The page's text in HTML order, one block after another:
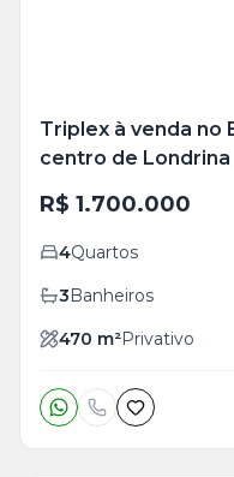
Triplex à venda no
centro de Londrina
R$ 1.700.000
4Quartos
3Banheiros
470 m²Privativo